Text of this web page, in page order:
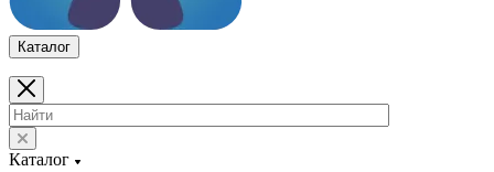
0
Сравнение
0
Избранное
0 Корзина